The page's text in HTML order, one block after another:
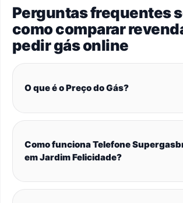
Perguntas frequentes
como comparar
pedir gás online
O que é o Preço do Gás?
Como funciona Telefone
em Jardim Felicidade?